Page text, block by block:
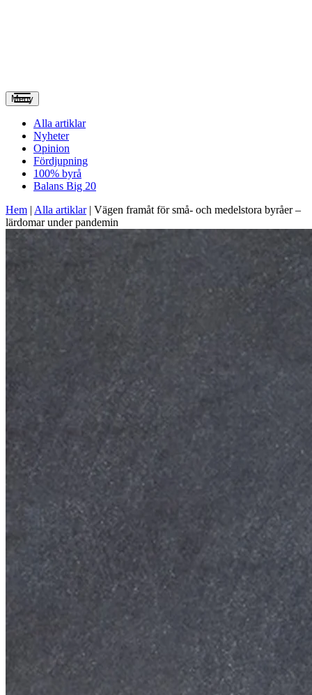
Meny
Alla artiklar
Nyheter
Opinion
Fördjupning
100% byrå
Balans Big 20
Hem | Alla artiklar| Vägen framåt för små- och medelstora byråer –
lärdomar under pandemin